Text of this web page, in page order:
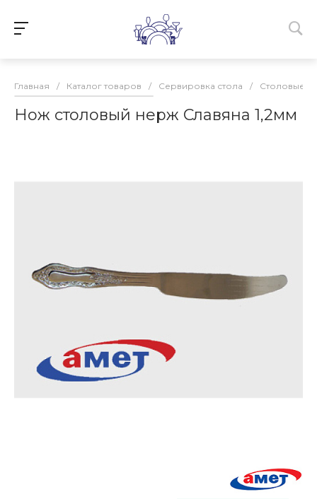
Главная / Каталог товаров / Сервировка стола / Столовые
Нож столовый нерж Славяна 1,2мм